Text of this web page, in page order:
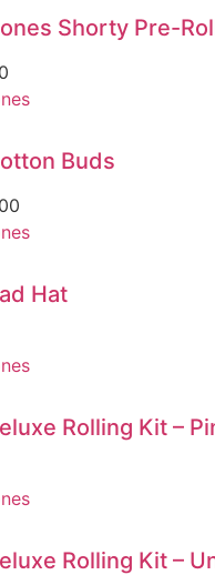
Shorty Pre-
Buds
Hat
Rolling Kit –
Rolling Kit –